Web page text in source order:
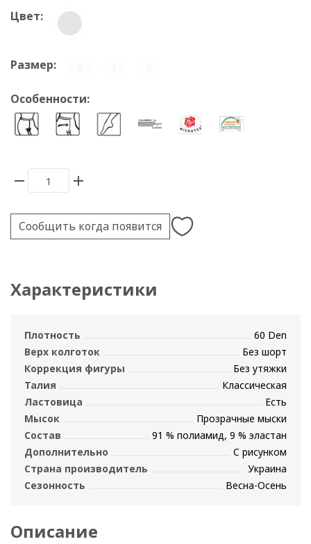
Цвет:
Размер:
Особенности:
Сообщить когда появится
Характеристики
Плотность
60 Den
Верх колготок
Без шорт
Коррекция фигуры
Без утяжки
Талия
Классическая
Ластовица
Есть
Мысок
Прозрачные мыски
Состав
91 % полиамид, 9 % эластан
Дополнительно
С рисунком
Страна производитель
Украина
Сезонность
Весна-Осень
Описание